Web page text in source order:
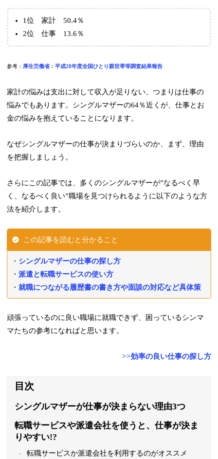
1位 家計 50.4％
2位 仕事 13.6％
参考： 厚生労働省：平成28年度全国ひとり親世帯等調査結果報告
家計の悩みは支出に対して収入が足りない、つまりは仕事の
悩みでもあります。シングルマザーの64％近くが、仕事とお
金の悩みを抱えていることになります。
なぜシングルマザーの仕事が決まりづらいのか、まず、理由
を把握しましょう。
さらにこの記事では、多くのシングルマザーが”なるべく早
く、なるべく良い”職場を見つけられるように以下のような方
法を紹介します。
この記事を読むと分かること
シングルマザーの仕事の探し方
派遣と転職サービスの使い方
就職につながる履歴書の書き方や面談の対応など具体策
頑張っているのに良い職場に就職できず、困っているシンマ
マたちの参考になればと思います。
>>効率の良い仕事の探し方
目次
シングルマザーが仕事が決まらない理由3つ
転職サービスや派遣会社を使うと、仕事が決ま
りやすい!?
転職サービスか派遣会社を利用するのがオススメ